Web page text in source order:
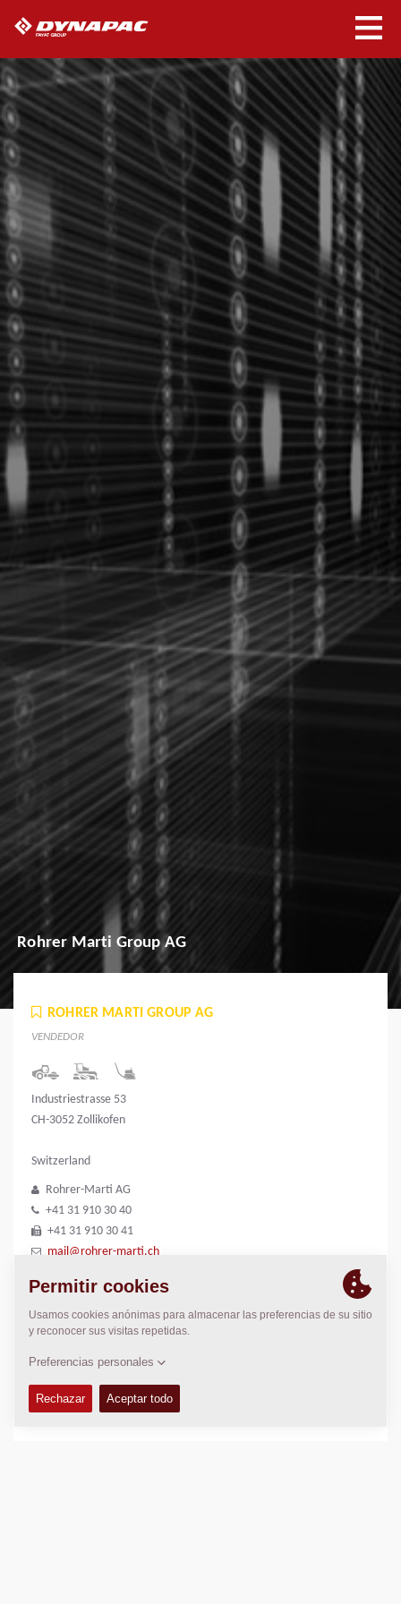
Rohrer Marti Group AG
ROHRER MARTI GROUP AG
VENDEDOR
Industriestrasse 53
CH-3052 Zollikofen
Switzerland
Rohrer-Marti AG
+41 31 910 30 40
+41 31 910 30 41
mail@rohrer-marti.ch
Directions